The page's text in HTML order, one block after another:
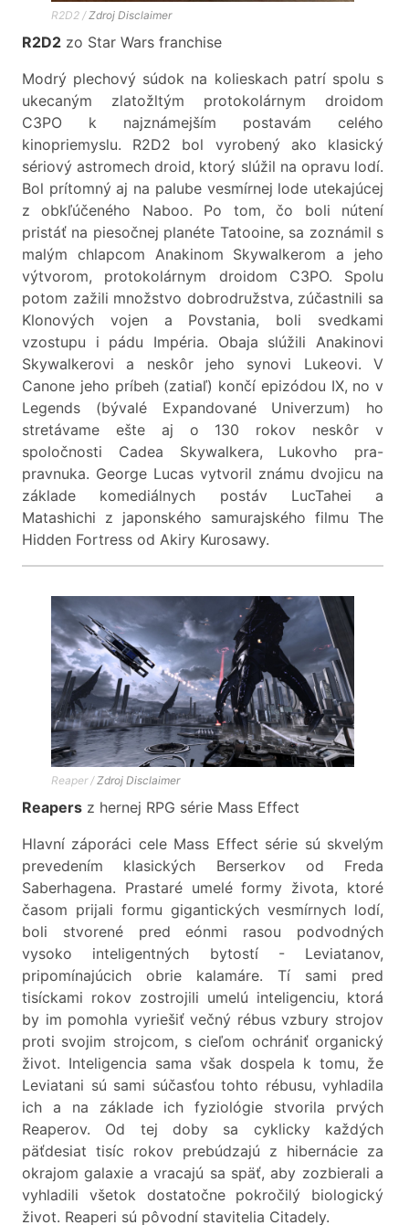
R2D2 /Zdroj Disclaimer
R2D2 zo Star Wars franchise
Modrý plechový súdok na kolieskach patrí spolu s
ukecaným zlatožltým protokolárnym droidom
C3PO k najznámejším postavám celého
kinopriemyslu. R2D2 bol vyrobený ako klasický
sériový astromech droid, ktorý slúžil na opravu lodí.
Bol prítomný aj na palube vesmírnej lode utekajúcej
z obkľúčeného Naboo. Po tom, čo boli nútení
pristáť na piesočnej planéte Tatooine, sa zoznámil s
malým chlapcom Anakinom Skywalkerom a jeho
výtvorom, protokolárnym droidom C3PO. Spolu
potom zažili množstvo dobrodružstva, zúčastnili sa
Klonových vojen a Povstania, boli svedkami
vzostupu i pádu Impéria. Obaja slúžili Anakinovi
Skywalkerovi a neskôr jeho synovi Lukeovi. V
Canone jeho príbeh (zatiaľ) končí epizódou IX, no v
Legends (bývalé Expandované Univerzum) ho
stretávame ešte aj o 130 rokov neskôr v
spoločnosti Cadea Skywalkera, Lukovho pra-
pravnuka. George Lucas vytvoril známu dvojicu na
základe komediálnych postáv LucTahei a
Matashichi z japonského samurajského filmu The
Hidden Fortress od Akiry Kurosawy.
Reaper / Zdroj Disclaimer
Reapers z hernej RPG série Mass Effect
Hlavní záporáci cele Mass Effect série sú skvelým
prevedením klasických Berserkov od Freda
Saberhagena. Prastaré umelé formy života, ktoré
časom prijali formu gigantických vesmírnych lodí,
boli stvorené pred eónmi rasou podvodných
vysoko inteligentných bytostí - Leviatanov,
pripomínajúcich obrie kalamáre. Tí sami pred
tisíckami rokov zostrojili umelú inteligenciu, ktorá
by im pomohla vyriešiť večný rébus vzbury strojov
proti svojim strojcom, s cieľom ochrániť organický
život. Inteligencia sama však dospela k tomu, že
Leviatani sú sami súčasťou tohto rébusu, vyhladila
ich a na základe ich fyziológie stvorila prvých
Reaperov. Od tej doby sa cyklicky každých
päťdesiat tisíc rokov prebúdzajú z hibernácie za
okrajom galaxie a vracajú sa späť, aby zozbierali a
vyhladili všetok dostatočne pokročilý biologický
život. Reaperi sú pôvodní stavitelia Citadely.